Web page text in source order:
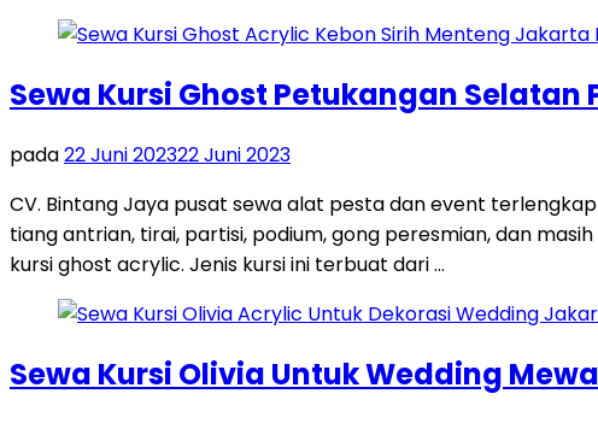
Sewa Kursi Ghost Petukangan
pada22 Juni 202322 Juni 2023
CV. Bintang Jaya pusat sewa alat pesta dan event
tiang antrian, tirai, partisi, podium, gong peresmian, dan
kursi ghost acrylic. Jenis kursi ini terbuat dari …
Sewa Kursi Olivia Untuk Wedding